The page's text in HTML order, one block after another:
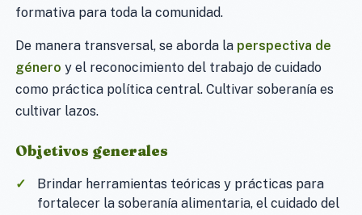
formativa para toda la comunidad.
De manera transversal, se aborda la perspectiva de
género y el reconocimiento del trabajo de cuidado
como práctica política central. Cultivar soberanía es
cultivar lazos.
Objetivos generales
Brindar herramientas teóricas y prácticas para
fortalecer la soberanía alimentaria, el cuidado del